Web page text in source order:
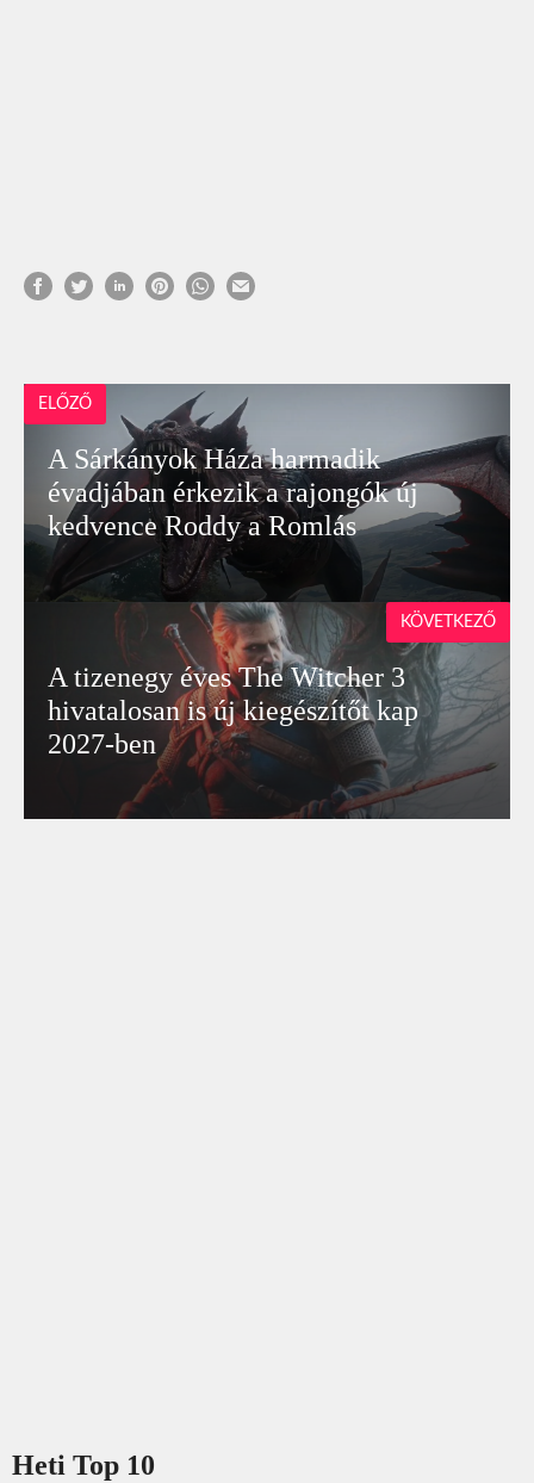
ELŐZŐ
A Sárkányok Háza harmadik
évadjában érkezik a rajongók új
kedvence Roddy a Romlás
A tizenegy éves The Witcher 3
hivatalosan is új kiegészítőt kap
2027-ben
KÖVETKEZŐ
Heti Top 10